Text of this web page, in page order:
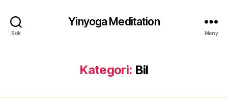
Sök
Yinyoga Meditation
Meny
Kategori: Bil